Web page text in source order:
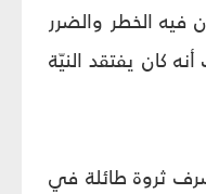
فيه الخطر والضرر
كان يفتقد النيّة
ثروة طائلة في